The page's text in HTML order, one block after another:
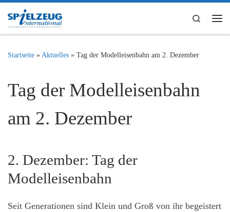
Zum Inhalt springen
Search
Startseite » Aktuelles » Tag der Modelleisenbahn am 2. Dezember
Tag der Modelleisenbahn
am 2. Dezember
2. Dezember: Tag der
Modelleisenbahn
Seit Generationen sind Klein und Groß von ihr begeistert